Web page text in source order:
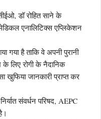
डॉ रोहित साने के
एनालिटिक्स एप्लिकेशन
गया है ताकि वे अपनी पुरानी
के लिए रोगी के नैदानिक
खुफिया जानकारी प्राप्त कर
संवर्धन परिषद, AEPC